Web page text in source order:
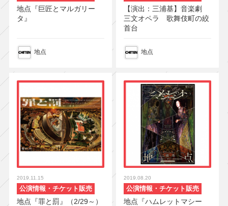
地点『巨匠とマルガリー
タ』
地点
【演出：三浦基】音楽劇
三文オペラ 歌舞伎町の絞
首台
地点
2019.11.15
公演情報・チケット販売
地点『罪と罰』（2/29～）
2019.08.20
公演情報・チケット販売
地点『ハムレットマシー